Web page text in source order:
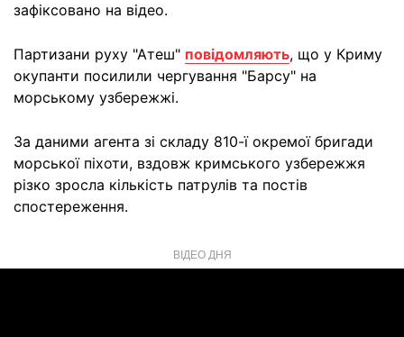
зафіксовано на відео.
Партизани руху "Атеш" повідомляють, що у Криму
окупанти посилили чергування "Барсу" на
морському узбережжі.
За даними агента зі складу 810-ї окремої бригади
морської піхоти, вздовж кримського узбережжя
різко зросла кількість патрулів та постів
спостереження.
ВІДЕО ДНЯ